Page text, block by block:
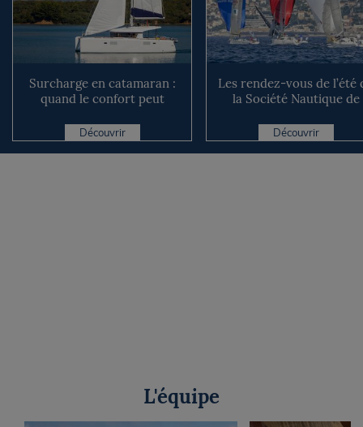
Surcharge en catamaran :
quand le confort peut
Découvrir
Les rendez-vous de l’été
la Société Nautique de
Découvrir
L'équipe